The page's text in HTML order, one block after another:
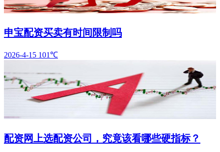
申宝配资买卖有时间限制吗
2026-4-15 101℃
配资网上选配资公司，究竟该看哪些硬指标？